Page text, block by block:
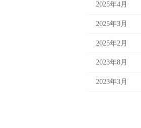
2025年4月
2025年3月
2025年2月
2023年8月
2023年3月